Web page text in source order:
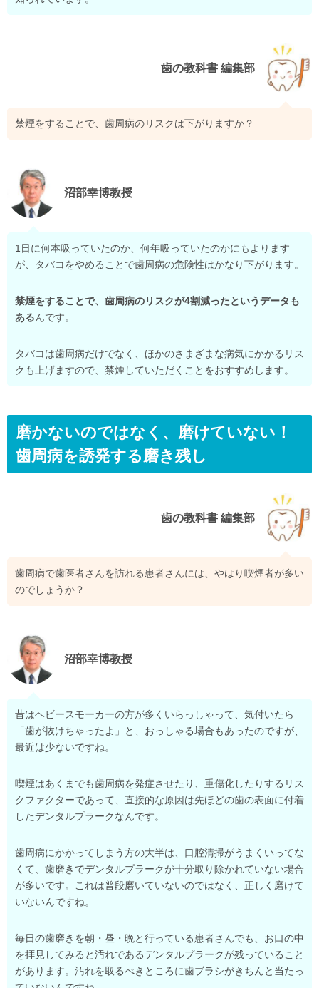
歯の教科書 編集部
禁煙をすることで、歯周病のリスクは下がりますか？
沼部幸博教授
1日に何本吸っていたのか、何年吸っていたのかにもよります
が、タバコをやめることで歯周病の危険性はかなり下がります。
禁煙をすることで、歯周病のリスクが4割減ったというデータも
あるんです。
タバコは歯周病だけでなく、ほかのさまざまな病気にかかるリス
クも上げますので、禁煙していただくことをおすすめします。
磨かないのではなく、磨けていない！
歯周病を誘発する磨き残し
歯の教科書 編集部
歯周病で歯医者さんを訪れる患者さんには、やはり喫煙者が多い
のでしょうか？
沼部幸博教授
昔はヘビースモーカーの方が多くいらっしゃって、気付いたら
「歯が抜けちゃったよ」と、おっしゃる場合もあったのですが、
最近は少ないですね。
喫煙はあくまでも歯周病を発症させたり、重傷化したりするリス
クファクターであって、直接的な原因は先ほどの歯の表面に付着
したデンタルプラークなんです。
歯周病にかかってしまう方の大半は、口腔清掃がうまくいってな
くて、歯磨きでデンタルプラークが十分取り除かれていない場合
が多いです。これは普段磨いていないのではなく、正しく磨けて
いないんですね。
毎日の歯磨きを朝・昼・晩と行っている患者さんでも、お口の中
を拝見してみると汚れであるデンタルプラークが残っていること
があります。汚れを取るべきところに歯ブラシがきちんと当たっ